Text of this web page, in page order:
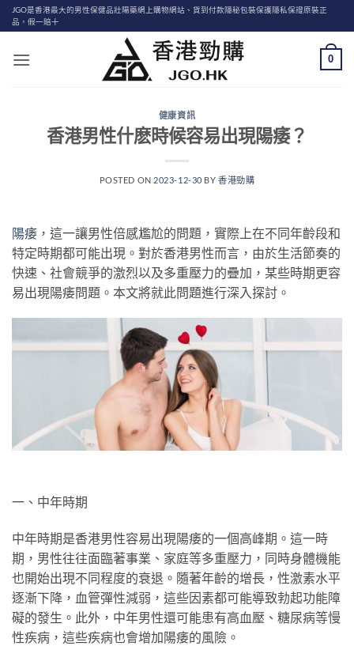
Skip
to
JGO是香港最大的男性保健品壯陽藥網上購物網站、貨到付款隱秘包裝保護隱私保證原裝正
品，假一賠十
0
健康資訊
香港男性什麽時候容易出現陽痿？
POSTED ON 2023-12-30 BY香港勁購
陽痿 ，這一讓男性倍感尷尬的問題，實際上在不同年齡段和
特定時期都可能出現。對於香港男性而言，由於生活節奏的
快速、社會競爭的激烈以及多重壓力的疊加，某些時期更容
易出現陽痿問題。本文將就此問題進行深入探討。
一、中年時期
中年時期是香港男性容易出現陽痿的一個高峰期。這一時
期，男性往往面臨著事業、家庭等多重壓力，同時身體機能
也開始出現不同程度的衰退。隨著年齡的增長，性激素水平
逐漸下降，血管彈性減弱，這些因素都可能導致勃起功能障
礙的發生。此外，中年男性還可能患有高血壓、糖尿病等慢
性疾病，這些疾病也會增加陽痿的風險。